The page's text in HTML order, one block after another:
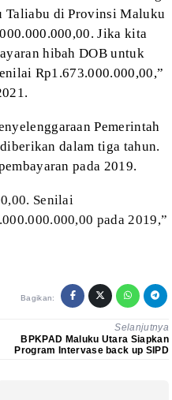
Taliabu di Provinsi Maluku
Jika kita
hibah DOB untuk
Rp1.673.000.000,00,”
Pemerintah
dalam tiga tahun.
pada 2019.
Senilai
pada 2019,”
Bagikan:
Selanjutnya
BPKPAD Maluku Utara Siapkan
Program Intervase back up SIPD